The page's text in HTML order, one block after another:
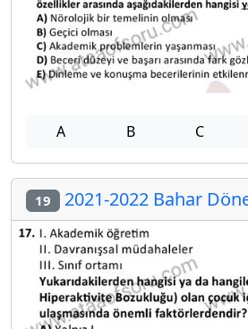
A B C
19 2021-2022 Bahar